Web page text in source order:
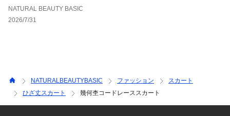
NATURAL BEAUTY BASIC
2026/7/31
NATURALBEAUTYBASIC ファッション
スカート
ひざ丈スカート
幾何杢コードレーススカート